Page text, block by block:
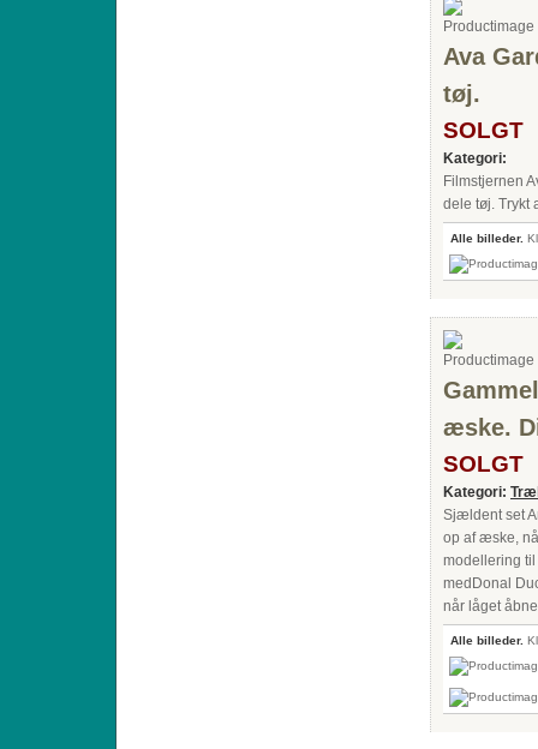
Ava
tøj.
SOLGT
Kategori:
Filmstjernen
dele tøj. Trykt
Alle billeder.
æske.
SOLGT
Kategori:
Sjældent set
op af æske,
modellering
medDonal
når låget
Alle billeder.